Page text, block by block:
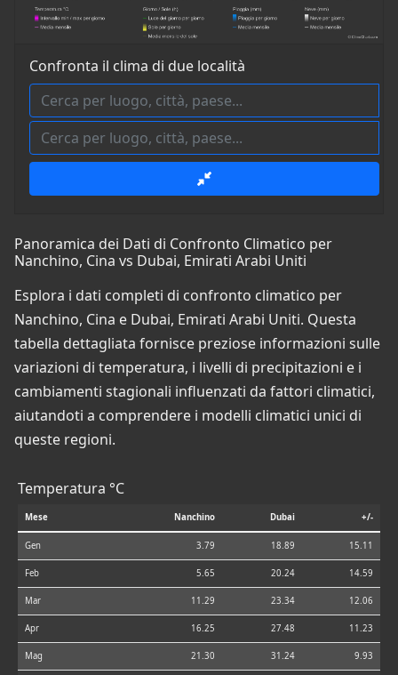
Confronta il clima di due località
Panoramica dei Dati di Confronto Climatico per
Nanchino, Cina vs Dubai, Emirati Arabi Uniti
Esplora i dati completi di confronto climatico per
Nanchino, Cina e Dubai, Emirati Arabi Uniti. Questa
tabella dettagliata fornisce preziose informazioni sulle
variazioni di temperatura, i livelli di precipitazioni e i
cambiamenti stagionali influenzati da fattori climatici,
aiutandoti a comprendere i modelli climatici unici di
queste regioni.
Temperatura °C
Mese Nanchino Dubai +/-
Gen 3.79 18.89 15.11
Feb 5.65 20.24 14.59
Mar 11.29 23.34 12.06
Apr 16.25 27.48 11.23
Mag 21.30 31.24 9.93